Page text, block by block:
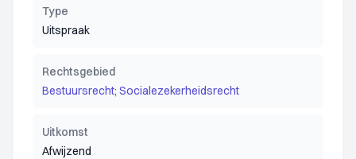
Type
Uitspraak
Rechtsgebied
Bestuursrecht; Socialezekerheidsrecht
Uitkomst
Afwijzend